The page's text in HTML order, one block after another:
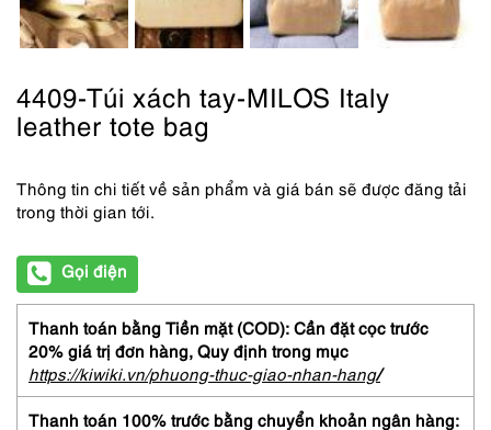
4409-Túi xách tay-MILOS Italy
leather tote bag
Thông tin chi tiết về sản phẩm và giá bán sẽ được đăng tải
trong thời gian tới.
Gọi điện
Thanh toán bằng Tiền mặt (COD): Cần đặt cọc trước
20% giá trị đơn hàng, Quy định trong mục
https://kiwiki.vn/phuong-thuc-giao-nhan-hang/
Thanh toán 100% trước bằng chuyển khoản ngân hàng: